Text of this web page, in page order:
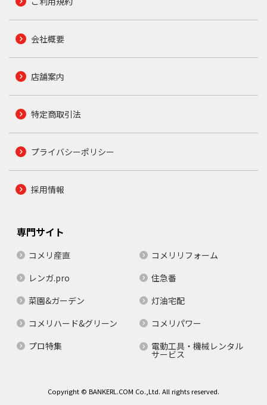
会社概要
店舗案内
特定商取引法
プライバシーポリシー
採用情報
専門サイト
コメリ産直
コメリリフォーム
レンガ.pro
住急番
菜園&ガーデン
灯油宅配
コメリハード&グリーン
コメリパワー
プロ特集
電動工具・機械レンタル
サービス
Copyright © BANKERL.COM Co.,Ltd. All rights reserved.